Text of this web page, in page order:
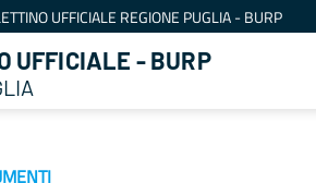
UFFICIALE REGIONE PUGLIA - BURP
UFFICIALE - BURP